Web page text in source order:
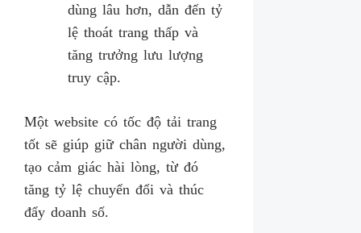
dùng lâu hơn, dẫn đến tỷ
lệ thoát trang thấp và
tăng trưởng lưu lượng
truy cập.
Một website có tốc độ tải trang
tốt sẽ giúp giữ chân người dùng,
tạo cảm giác hài lòng, từ đó
tăng tỷ lệ chuyển đổi và thúc
đẩy doanh số.